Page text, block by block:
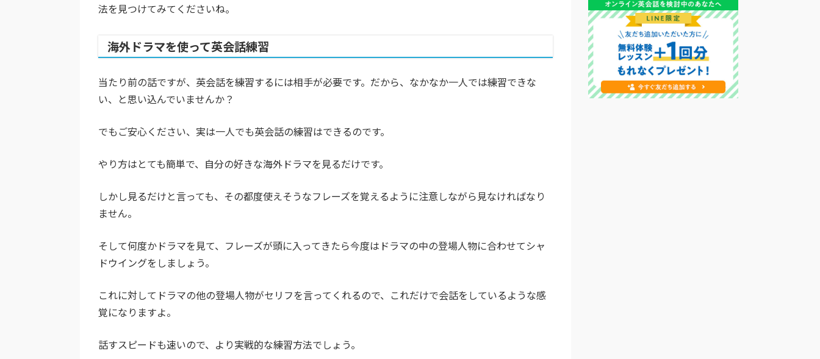
法を見つけてみてくださいね。
海外ドラマを使って英会話練習
当たり前の話ですが、英会話を練習するには相手が必要です。だから、なかなか一人では練習できな
い、と思い込んでいませんか？
でもご安心ください、実は一人でも英会話の練習はできるのです。
やり方はとても簡単で、自分の好きな海外ドラマを見るだけです。
しかし見るだけと言っても、その都度使えそうなフレーズを覚えるように注意しながら見なければなり
ません。
そして何度かドラマを見て、フレーズが頭に入ってきたら今度はドラマの中の登場人物に合わせてシャ
ドウイングをしましょう。
これに対してドラマの他の登場人物がセリフを言ってくれるので、これだけで会話をしているような感
覚になりますよ。
話すスピードも速いので、より実戦的な練習方法でしょう。